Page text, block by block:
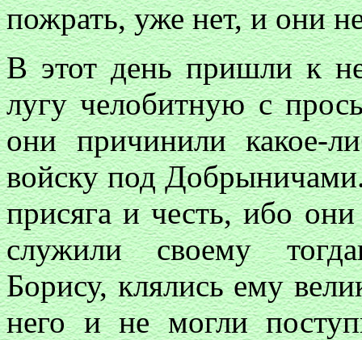
пожрать, уже нет, и они
В этот день пришли к
лугу челобитную с
они причинили какое-
войску под
присяга и честь, ибо
служили своему
Борису, клялись ему
него и не могли